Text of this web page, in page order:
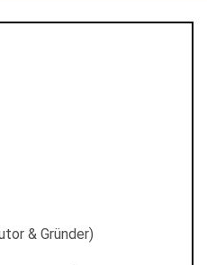
& Gründer)